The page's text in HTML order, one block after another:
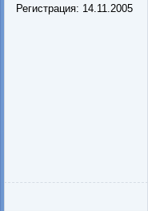
Регистрация: 14.11.2005